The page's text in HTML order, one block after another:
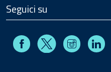
Seguici su
FacebookX